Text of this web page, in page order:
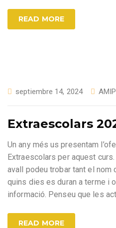
READ MORE
septiembre 14, 2024
Extraescolars
Un any més us presentam
Extraescolars per aquest
avall podeu trobar tant el
quins dies es duran a terme i
informació. Penseu que les
READ MORE